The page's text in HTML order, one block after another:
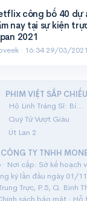
công bố 40 dự
nay tại sự kiện
2021
· 16:34 29/03/2021
PHIM VIỆT SẮP CHIẾU
Hộ Linh Tráng Sĩ: Bí Ẩn Mộ Vua Đinh
Quý Tử Vượt Giàu
Út Lan 2
CÔNG TY TNHH
Nơi cấp: Sở kế hoạch
ký lần đầu ngày 01/
Trực, P.5, Q. Bình
sách bảo mật · Hỗ